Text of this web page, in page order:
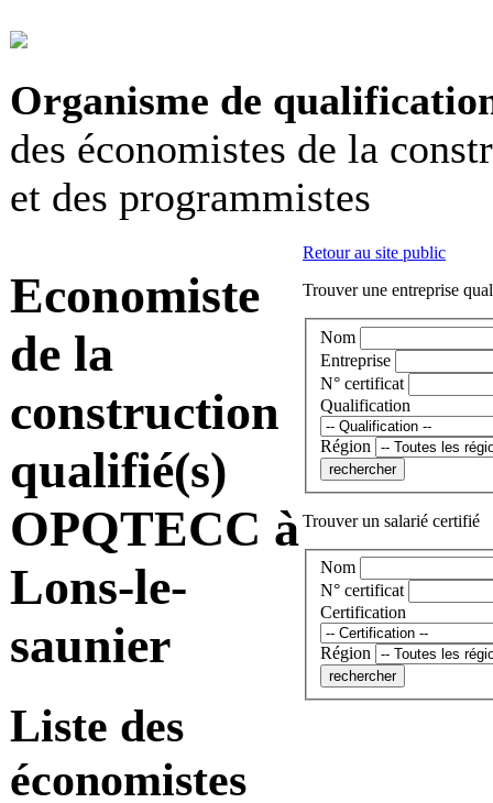
Organisme de
des économistes de la
et des programmistes
Economiste
de la
construction
qualifié(s)
OPQTECC à
Lons-le-
saunier
Liste des
économistes
Retour au site public
Trouver une entreprise
Nom
Entreprise
N° certificat
Qualification
Région
Trouver un salarié certifié
Nom
N° certificat
Certification
Région